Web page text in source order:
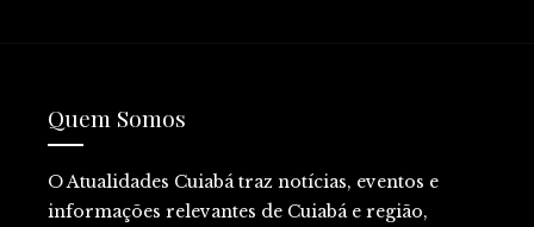
Quem Somos
O Atualidades Cuiabá traz notícias, eventos e
informações relevantes de Cuiabá e região,